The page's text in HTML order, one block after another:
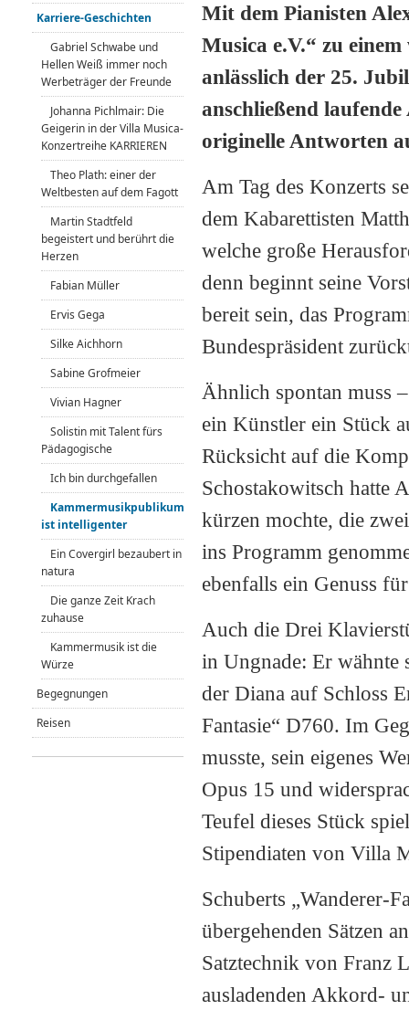
Mit dem Pianisten
Musica e.V.“ zu
anlässlich der 25.
anschließend
originelle Antworten
Am Tag des Konzerts
dem Kabarettisten
welche große
denn beginnt seine
bereit sein, das
Bundespräsident
Ähnlich spontan muss
ein Künstler ein Stück
Rücksicht auf die
Schostakowitsch hatte
kürzen mochte, die
ins Programm
ebenfalls ein Genuss
Auch die Drei
in Ungnade: Er wähnte
der Diana auf Schloss
Fantasie“ D760. Im
musste, sein eigenes
Opus 15 und
Teufel dieses Stück
Stipendiaten von Villa
Schuberts „Wanderer-
übergehenden Sätzen
Satztechnik von Franz
ausladenden Akkord-
Karriere-Geschichten
Gabriel Schwabe und
Hellen Weiß immer noch
Werbeträger der Freunde
Johanna Pichlmair: Die
Geigerin in der Villa Musica-
Konzertreihe KARRIEREN
Theo Plath: einer der
Weltbesten auf dem Fagott
Martin Stadtfeld
begeistert und berührt die
Herzen
Fabian Müller
Ervis Gega
Silke Aichhorn
Sabine Grofmeier
Vivian Hagner
Solistin mit Talent fürs
Pädagogische
Ich bin durchgefallen
Kammermusikpublikum
ist intelligenter
Ein Covergirl bezaubert in
natura
Die ganze Zeit Krach
zuhause
Kammermusik ist die
Würze
Begegnungen
Reisen